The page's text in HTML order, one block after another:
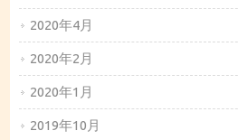
2020年4月
2020年2月
2020年1月
2019年10月